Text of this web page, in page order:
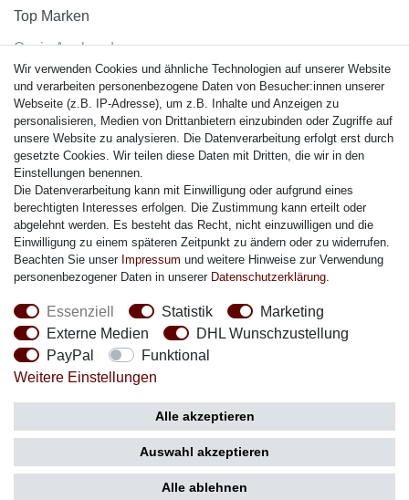
Top Marken
Casio Armband
Festina Armband
Citizen Armband
M. Lacroix Armband
J. Lemans Armband
Uhrenarmbänder - Alle
Sicherheit
Social Media
Zahlung
Wir verwenden Cookies und ähnliche Technologien auf unserer Website
und verarbeiten personenbezogene Daten von Besucher:innen unserer
Webseite (z.B. IP-Adresse), um z.B. Inhalte und Anzeigen zu
personalisieren, Medien von Drittanbietern einzubinden oder Zugriffe auf
unsere Website zu analysieren. Die Datenverarbeitung erfolgt erst durch
gesetzte Cookies. Wir teilen diese Daten mit Dritten, die wir in den
Einstellungen benennen.
Die Datenverarbeitung kann mit Einwilligung oder aufgrund eines
berechtigten Interesses erfolgen. Die Zustimmung kann erteilt oder
abgelehnt werden. Es besteht das Recht, nicht einzuwilligen und die
Einwilligung zu einem späteren Zeitpunkt zu ändern oder zu widerrufen.
Beachten Sie unser Impressum und weitere Hinweise zur Verwendung
personenbezogener Daten in unserer Daten­schutz­erklärung
Essenziell Statistik
Marketing
Externe Medien
DHL Wunschzustellung
PayPal
Funktional
Weitere Einstellungen
Alle akzeptieren
Auswahl akzeptieren
Alle ablehnen